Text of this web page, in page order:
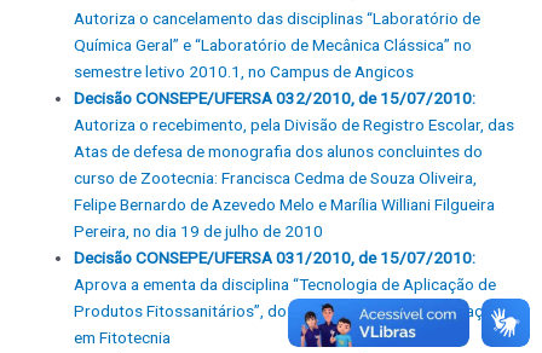
Autoriza o cancelamento das disciplinas “Laboratório de
Química Geral” e “Laboratório de Mecânica Clássica” no
semestre letivo 2010.1, no Campus de Angicos
Decisão CONSEPE/UFERSA 032/2010, de 15/07/2010:
Autoriza o recebimento, pela Divisão de Registro Escolar, das
Atas de defesa de monografia dos alunos concluintes do
curso de Zootecnia: Francisca Cedma de Souza Oliveira,
Felipe Bernardo de Azevedo Melo e Marília Williani Filgueira
Pereira, no dia 19 de julho de 2010
Decisão CONSEPE/UFERSA 031/2010, de 15/07/2010:
Aprova a ementa da disciplina “Tecnologia de Aplicação de
Produtos Fitossanitários”, do Programa de Pós-Graduação
em Fitotecnia